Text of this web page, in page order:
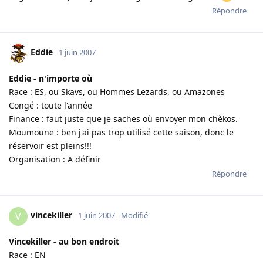
Répondre
Eddie 1 juin 2007
Eddie - n'importe où
Race : ES, ou Skavs, ou Hommes Lezards, ou Amazones
Congé : toute l'année
Finance : faut juste que je saches où envoyer mon chèkos.
Moumoune : ben j'ai pas trop utilisé cette saison, donc le
réservoir est pleins!!!
Organisation : A définir
Répondre
V vincekiller 1 juin 2007 Modifié
Vincekiller - au bon endroit
Race : EN